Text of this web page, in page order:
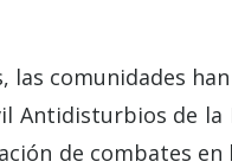
las comunidades
de la
de combates en